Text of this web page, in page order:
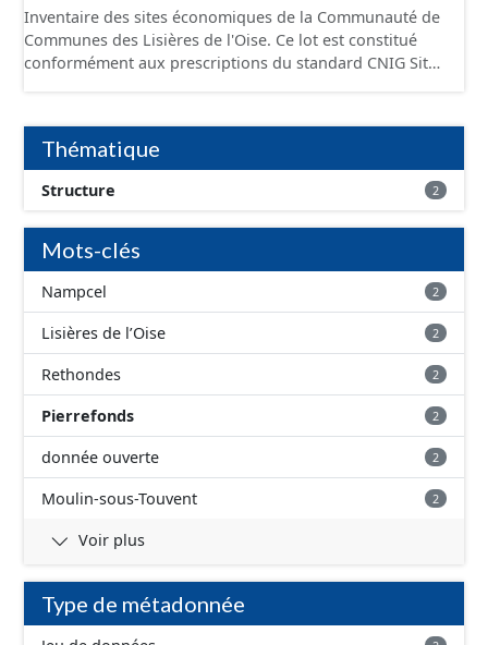
delà des prescriptions du CNIG se limitant aux SCI.
Inventaire des sites économiques de la Communauté de
Communes des Lisières de l'Oise. Ce lot est constitué
conformément aux prescriptions du standard CNIG Sites
Thématique
Structure 2
Mots-clés
Nampcel 2
Lisières de l’Oise 2
Rethondes 2
Pierrefonds 2
donnée ouverte 2
Moulin-sous-Touvent 2
Voir plus
Type de métadonnée